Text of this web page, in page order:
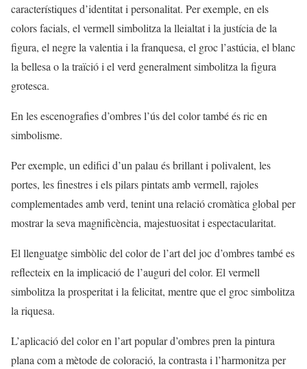
característiques d’identitat i personalitat. Per exemple, en els
colors facials, el vermell simbolitza la lleialtat i la justícia de la
figura, el negre la valentia i la franquesa, el groc l’astúcia, el blanc
la bellesa o la traïció i el verd generalment simbolitza la figura
grotesca.
En les escenografies d’ombres l’ús del color també és ric en
simbolisme.
Per exemple, un edifici d’un palau és brillant i polivalent, les
portes, les finestres i els pilars pintats amb vermell, rajoles
complementades amb verd, tenint una relació cromàtica global per
mostrar la seva magnificència, majestuositat i espectacularitat.
El llenguatge simbòlic del color de l’art del joc d’ombres també es
reflecteix en la implicació de l’auguri del color. El vermell
simbolitza la prosperitat i la felicitat, mentre que el groc simbolitza
la riquesa.
L’aplicació del color en l’art popular d’ombres pren la pintura
plana com a mètode de coloració, la contrasta i l’harmonitza per